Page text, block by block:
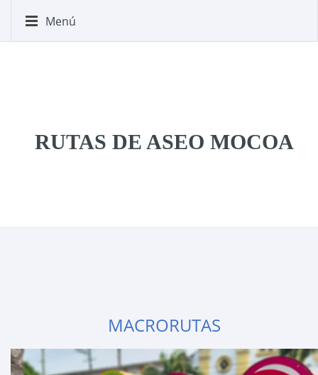
Menú
RUTAS DE ASEO MOCOA
MACRORUTAS